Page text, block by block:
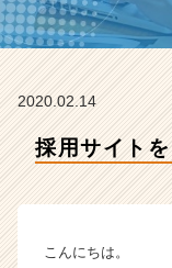
2020.02.14
採用サイト
こんにちは。